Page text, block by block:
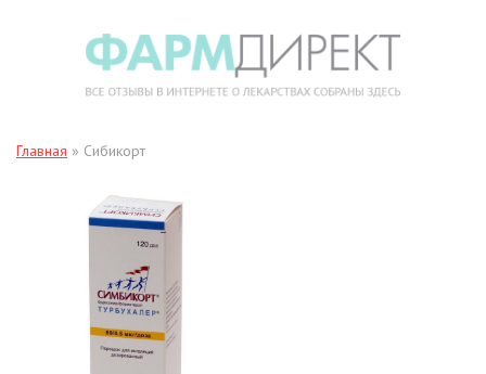
Главная » Сибикорт